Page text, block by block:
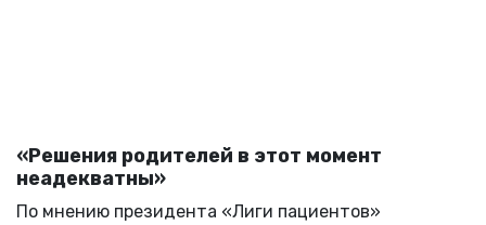
«Решения родителей в этот момент
неадекватны»
По мнению президента «Лиги пациентов»